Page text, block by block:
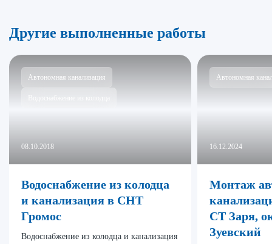
Другие выполненные работы
Автономная канализация
08.10.2018
Водоснабжение из колодца
и канализация в СНТ
Громос
Водоснабжение из колодца и канализация
Автономная
16.12.2024
Монтаж
СТ Заря,
Зуевский